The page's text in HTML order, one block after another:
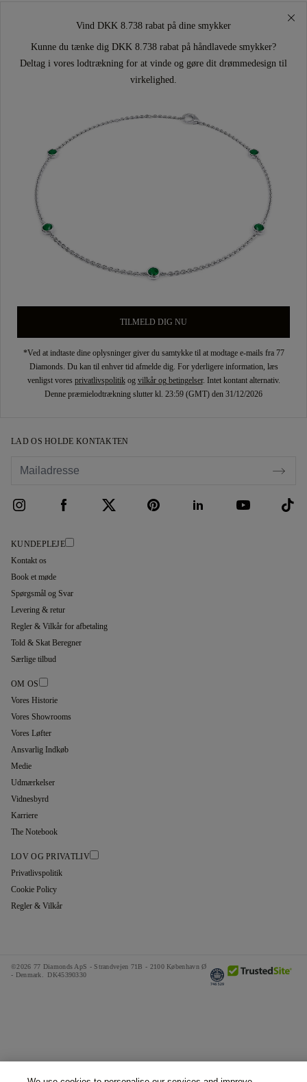
Vind DKK 8.738 rabat på dine smykker
Kunne du tænke dig DKK 8.738 rabat på håndlavede smykker?
Deltag i vores lodtrækning for at vinde og gøre dit drømmedesign til
virkelighed.
TILMELD DIG NU
*Ved at indtaste dine oplysninger giver du samtykke til at modtage e-mails fra 77
Diamonds. Du kan til enhver tid afmelde dig. For yderligere information, læs
venligst vores privatlivspolitikog vilkår og betingelser. Intet kontant alternativ.
Denne præmielodtrækning slutter kl. 23:59 (GMT) den 31/12/2026
LAD OS HOLDE KONTAKTEN
KUNDEPLEJE
Kontakt os
Book et møde
Spørgsmål og Svar
Levering & retur
Regler & Vilkår for afbetaling
Told & Skat Beregner
Særlige tilbud
OM OS
Vores Historie
Vores Showrooms
Vores Løfter
Ansvarlig Indkøb
Medie
Udmærkelser
Vidnesbyrd
Karriere
The Notebook
LOV OG PRIVATLIV
Privatlivspolitik
Cookie Policy
Regler & Vilkår
©2026 77 Diamonds ApS - Strandvejen 71B - 2100 København Ø
- Denmark.
DK45390330